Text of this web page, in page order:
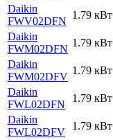
Daikin
FWV02DFN
1.79 кВт
Daikin
FWM02DFN
1.79 кВт
Daikin
FWM02DFV
1.79 кВт
Daikin
FWL02DFN
1.79 кВт
Daikin
FWL02DFV
1.79 кВт